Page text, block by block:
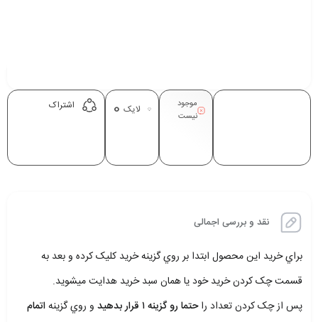
موجود
نیست
لایک 0 اشتراک
نقد و بررسی اجمالی
براي خريد اين محصول ابتدا بر روي گزينه خريد کليک کرده و بعد به
قسمت چک کردن خريد خود يا همان سبد خريد هدايت ميشويد.
پس از چک کردن تعداد راحتما رو گزينه ۱ قرار بدهيد و روي گزينهاتمام